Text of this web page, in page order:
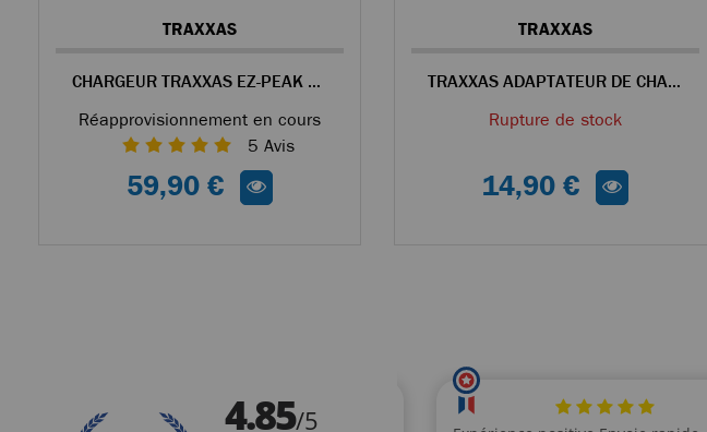
TRAXXAS
CHARGEUR TRAXXAS EZ-PEAK PLUS 4A POUR LI-PO 2S ET 3S
Réapprovisionnement en cours
5 Avis
59,90 €
TRAXXAS
TRAXXAS ADAPTATEUR DE CHARGE POUR BATTERIE LI-PO 2821 TRX-4M
Rupture de stock
14,90 €